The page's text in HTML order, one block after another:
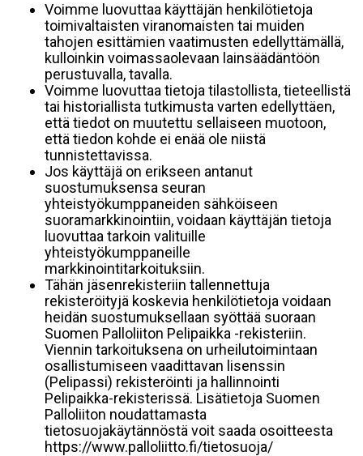
Voimme luovuttaa käyttäjän henkilötietoja
toimivaltaisten viranomaisten tai muiden
tahojen esittämien vaatimusten edellyttämällä,
kulloinkin voimassaolevaan lainsäädäntöön
perustuvalla, tavalla.
Voimme luovuttaa tietoja tilastollista, tieteellistä
tai historiallista tutkimusta varten edellyttäen,
että tiedot on muutettu sellaiseen muotoon,
että tiedon kohde ei enää ole niistä
tunnistettavissa.
Jos käyttäjä on erikseen antanut
suostumuksensa seuran
yhteistyökumppaneiden sähköiseen
suoramarkkinointiin, voidaan käyttäjän tietoja
luovuttaa tarkoin valituille
yhteistyökumppaneille
markkinointitarkoituksiin.
Tähän jäsenrekisteriin tallennettuja
rekisteröityjä koskevia henkilötietoja voidaan
heidän suostumuksellaan syöttää suoraan
Suomen Palloliiton Pelipaikka -rekisteriin.
Viennin tarkoituksena on urheilutoimintaan
osallistumiseen vaadittavan lisenssin
(Pelipassi) rekisteröinti ja hallinnointi
Pelipaikka-rekisterissä. Lisätietoja Suomen
Palloliiton noudattamasta
tietosuojakäytännöstä voit saada osoitteesta
https://www.palloliitto.fi/tietosuoja/